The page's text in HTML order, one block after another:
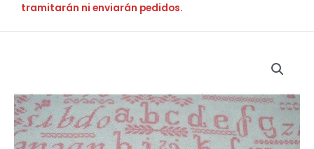
tramitarán ni enviarán pedidos.